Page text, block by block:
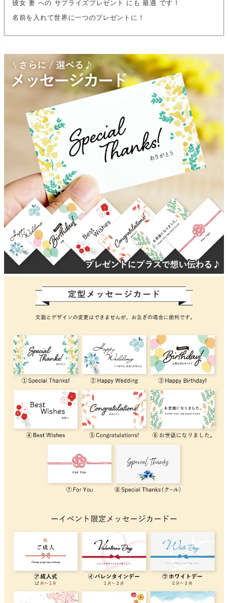
彼女 妻 への サプライズプレゼント にも 最適 です！
名前を入れて世界に一つのプレゼントに！